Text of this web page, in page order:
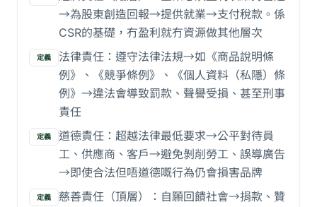
→為股東創造回報→提供就業→支付稅款。係
CSR的基礎，冇盈利就冇資源做其他層次
定義
法律責任：遵守法律法規→如《商品說明條
例》、《競爭條例》、《個人資料（私隱）條
例》→違法會導致罰款、聲譽受損、甚至刑事
責任
定義
道德責任：超越法律最低要求→公平對待員
工、供應商、客戶→避免剝削勞工、誤導廣告
→即使合法但唔道德嘅行為仍會損害品牌
定義
慈善責任（頂層）：自願回饋社會→捐款、贊